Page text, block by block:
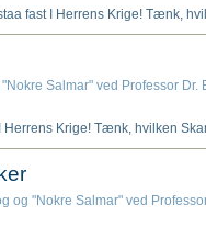
3 At staa med Magt imod Paa alle Sider, Den Sag er ret og god For den, der strider; Men der vil mere til Sin Krans at finde, Bestandigheden vil, Bestandigheden vil, Alene vinde. 4 Hvad hjælper mange Saar Og blodig Skramme, Naar du dog siden staar Til Spot og Skamme? Vær tro til Døden! saa Og ellers ikke Kan Kronen vel sig paa, Kan Kronen vel sig paa, Dit Hoved skikke. 5 Se op, og tænk engang Paa Livets Krone, Paa din bestemte Rang For Lammets Throne! I Sandhed, hvad du her Skal gaa og taale, Af
Salmar" ved Professor
mere til Sin Krans at finde, Bestandigheden vil, Bestandigheden vil, Alene vinde. 4 Hvad hjælper mange Saar Og blodig Skramme? Naar du dog siden staar Til Spot og Skamme? Vær tro til Døden! saa Og ellers ikke Kan Kronen vel sig paa, Kan Kronen vel sig paa, Dit Hoved skikke. 5 Se op, og tænk engang Paa Livets Krone, Paa din bestemte Rang For Lammets Throne! I Sandhed, hvad du her Skal gaa og taale, Af Kronen ei er værd, Af Kronen ei er værd, Den mindste
og "Nokre Salmar" ved